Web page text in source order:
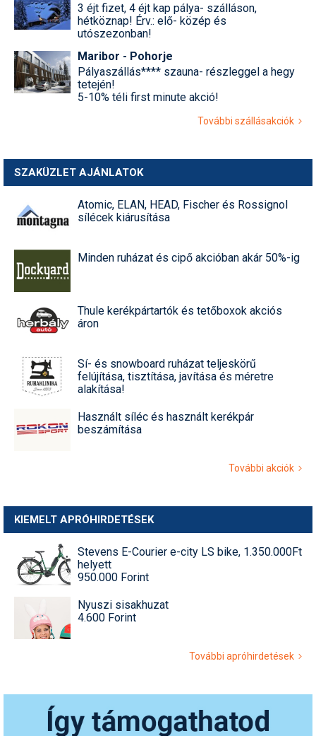
3 éjt fizet, 4 éjt kap pálya- szálláson,
hétköznap! Érv.: elő- közép és
utószezonban!
Maribor - Pohorje
Pályaszállás**** szauna- részleggel a hegy
tetején!
5-10% téli first minute akció!
További szállásakciók
SZAKÜZLET AJÁNLATOK
Atomic, ELAN, HEAD, Fischer és Rossignol
sílécek kiárusítása
Minden ruházat és cipő akcióban akár 50%-ig
Thule kerékpártartók és tetőboxok akciós
áron
Sí- és snowboard ruházat teljeskörű
felújítása, tisztítása, javítása és méretre
alakítása!
Használt síléc és használt kerékpár
beszámítása
További akciók
KIEMELT APRÓHIRDETÉSEK
Stevens E-Courier e-city LS bike, 1.350.000Ft
helyett
950.000 Forint
Nyuszi sisakhuzat
4.600 Forint
További apróhirdetések